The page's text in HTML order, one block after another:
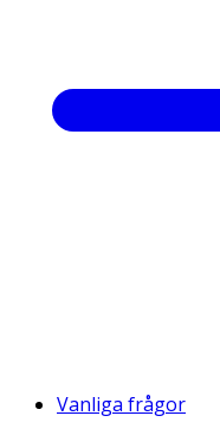
Vanliga frågor